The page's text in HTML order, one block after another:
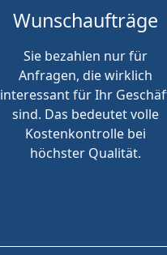
Wunschaufträge
Sie bezahlen nur für
Anfragen, die wirklich
interessant für Ihr
sind. Das bedeutet volle
Kostenkontrolle bei
höchster Qualität.